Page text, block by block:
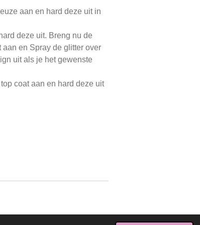
aan en hard deze uit in
deze uit. Breng nu de
aan en Spray de glitter over
uit als je het gewenste
coat aan en hard deze uit